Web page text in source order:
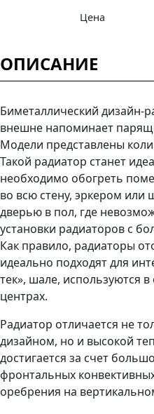
Цена
ОПИСАНИЕ
Биметаллический дизайн-
внешне напоминает
Модели представлены
Такой радиатор станет
необходимо обогреть
во всю стену, эркером
дверью в пол, где
установки радиаторов с
Как правило, радиаторы
идеально подходят для
тек», шале, используются
центрах.
Радиатор отличается не
дизайном, но и высокой
достигается за счет
фронтальных
оребрения на